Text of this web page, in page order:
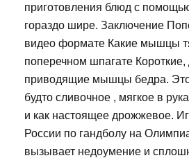
приготовления блюд с
гораздо шире. Заключение
видео формате Какие мышцы
поперечном шпагате
приводящие мышцы бедра. Это
будто сливочное , мягкое в
и как настоящее дрожжевое.
России по гандболу на
вызывает недоумение и